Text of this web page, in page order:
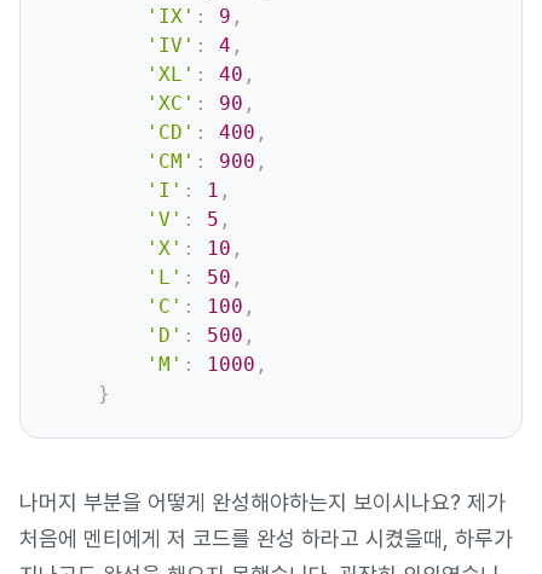
'IX' : 9 ,
'IV' : 4 ,
'XL' : 40 ,
'XC' : 90 ,
'CD' : 400 ,
'CM' : 900 ,
'I' : 1 ,
'V' : 5 ,
'X' : 10 ,
'L' : 50 ,
'C' : 100 ,
'D' : 500 ,
'M' : 1000 ,
}
나머지 부분을 어떻게 완성해야하는지 보이시나요? 제가
처음에 멘티에게 저 코드를 완성 하라고 시켰을때, 하루가